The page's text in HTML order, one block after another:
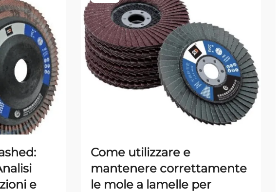
e
Come utilizzare e
mantenere correttamente
le mole a lamelle per